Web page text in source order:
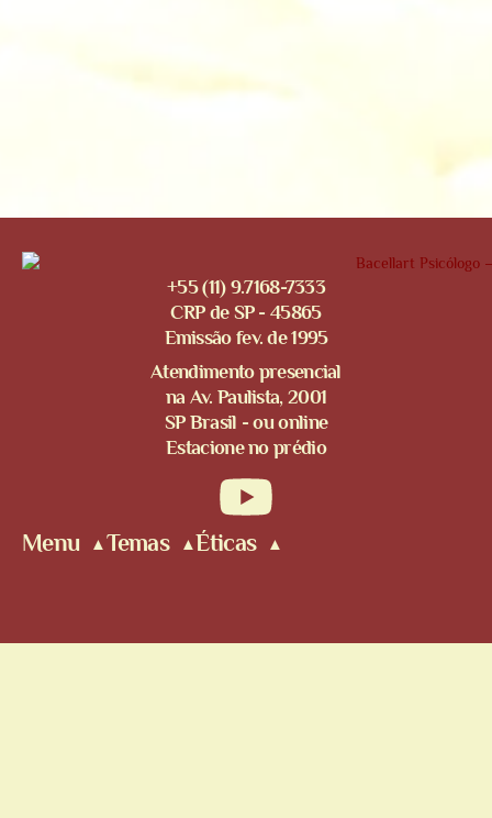
+55 (11) 9.7168-7333
CRP de SP - 45865
Emissão fev. de 1995
Atendimento presencial
na Av. Paulista, 2001
SP Brasil - ou online
Estacione no prédio
Menu Temas Éticas